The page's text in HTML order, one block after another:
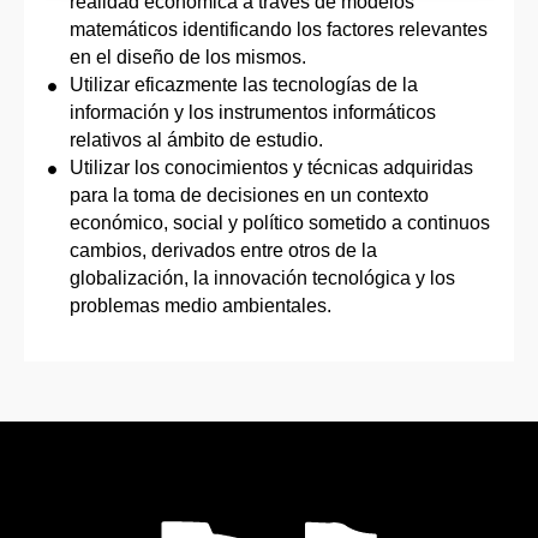
matemáticos identificando los factores relevantes
en el diseño de los mismos.
Utilizar eficazmente las tecnologías de la
información y los instrumentos informáticos
relativos al ámbito de estudio.
Utilizar los conocimientos y técnicas adquiridas
para la toma de decisiones en un contexto
económico, social y político sometido a continuos
cambios, derivados entre otros de la
globalización, la innovación tecnológica y los
problemas medio ambientales.